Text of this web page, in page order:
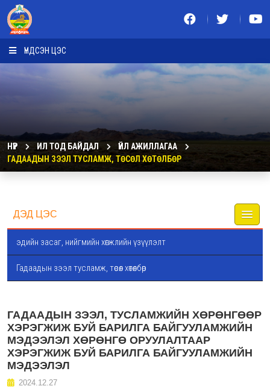
ҮНДСЭН ЦЭС
НҮҮР ИЛ ТОД БАЙДАЛ
ҮЙЛ АЖИЛЛАГАА
ГАДААДЫН ЗЭЭЛ ТУСЛАМЖ, ТӨСӨЛ ХӨТӨЛБӨР
ДЭД ЦЭС
эдийн засаг, нийгмийн хөгжлийн үзүүлэлт
Гадаадын зээл тусламж, төсөл хөтөлбөр
ГАДААДЫН ЗЭЭЛ, ТУСЛАМЖИЙН ХӨРӨНГӨӨР
ХЭРЭГЖИЖ БУЙ БАРИЛГА БАЙГУУЛАМЖИЙН
МЭДЭЭЛЭЛ ХӨРӨНГӨ ОРУУЛАЛТААР
ХЭРЭГЖИЖ БУЙ БАРИЛГА БАЙГУУЛАМЖИЙН
МЭДЭЭЛЭЛ
2024.12.27